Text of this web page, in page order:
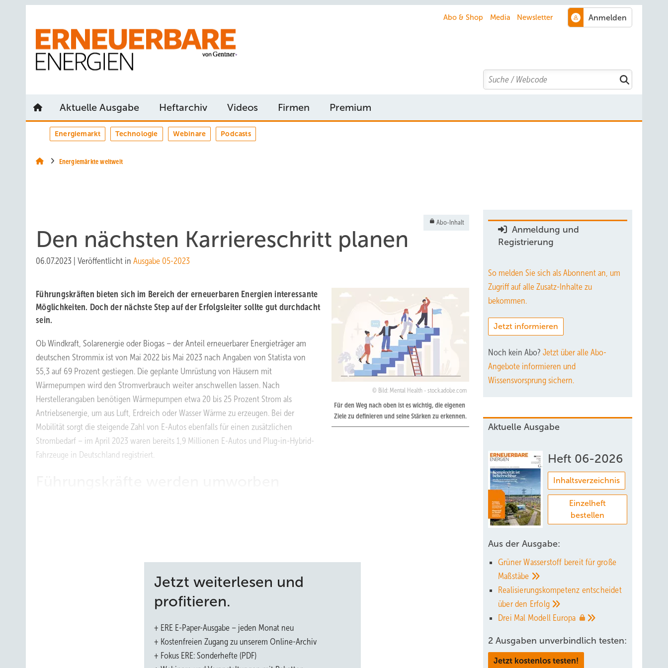
Abo & Shop Media Newsletter
Search
Aktuelle Ausgabe Heftarchiv Videos Firmen Premium
Energiemarkt Technologie Webinare Podcasts
Energiemärkte weltweit
Abo-Inhalt
Den nächsten Karriereschritt planen
06.07.2023 Veröffentlicht in Ausgabe 05-2023
Bild: Mental Health - stock.adobe.com
Für den Weg nach oben ist es wichtig, die eigenen
Ziele zu definieren und seine Stärken zu erkennen.
Führungskräften bieten sich im Bereich der erneuerbaren Energien interessante
Möglichkeiten. Doch der nächste Step auf der Erfolgsleiter sollte gut durchdacht
sein.
Ob Windkraft, Solarenergie oder Biogas – der Anteil erneuerbarer Energieträger am
deutschen Strommix ist von Mai 2022 bis Mai 2023 nach Angaben von Statista von
55,3 auf 69 Prozent gestiegen. Die geplante Umrüstung von Häusern mit
Wärmepumpen wird den Stromverbrauch weiter anschwellen lassen. Nach
Herstellerangaben benötigen Wärmepumpen etwa 20 bis 25 Prozent Strom als
Antriebsenergie, um aus Luft, Erdreich oder Wasser Wärme zu erzeugen. Bei der
Mobilität sorgt die steigende Zahl von E-Autos ebenfalls für einen zusätzlichen
Strombedarf – im April 2023 waren bereits 1,9 Millionen E-Autos und Plug-in-Hybrid-
Fahrzeuge in Deutschland registriert.
entscheiden zu können, ob eine Anfrage es wert ist, sich näher mit ihr zu beschäftigen - und folglich in den Bewerbungsprozess
Jetzt weiterlesen und
profitieren.
+ ERE E-Paper-Ausgabe – jeden Monat neu
+ Kostenfreien Zugang zu unserem Online-Archiv
+ Fokus ERE: Sonderhefte (PDF)
Anmeldung und
Registrierung
So melden Sie sich als Abonnent an, um
Zugriff auf alle Zusatz-Inhalte zu
bekommen.
Jetzt informieren
Noch kein Abo? Jetzt über alle Abo-
Angebote informieren und
Wissensvorsprung sichern.
Aktuelle Ausgabe
Heft 06-2026
Inhaltsverzeichnis
Einzelheft
bestellen
Aus der Ausgabe:
Grüner Wasserstoff bereit für große
Maßstäbe
Realisierungskompetenz entscheidet
über den Erfolg
Drei Mal Modell Europa
2 Ausgaben unverbindlich testen:
Jetzt kostenlos testen!